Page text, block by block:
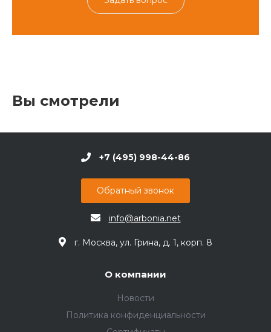
Вы смотрели
+7 (495) 998-44-86
Обратный звонок
info@arbonia.net
г. Москва, ул. Грина, д. 1, корп. 8
О компании
Новости
Политика конфиденциальности